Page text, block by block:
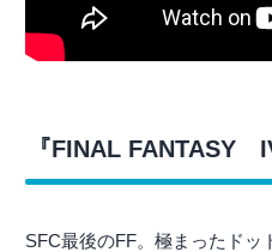
『FINAL FANTASY
SFC最後のFF。極まったドッ